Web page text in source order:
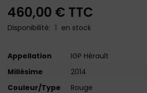
460,00 € TTC
Disponibilité: 1 en stock
Appellation
IGP Hérault
Millésime
2014
Couleur/Type
Rouge